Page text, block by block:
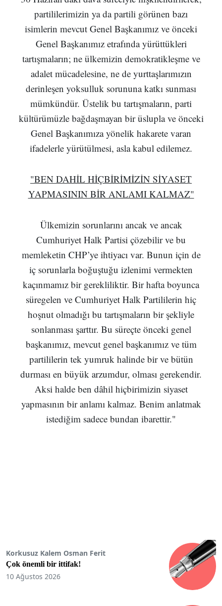
partililerimizin ya da partili görünen bazı
isimlerin mevcut Genel Başkanımız ve önceki
Genel Başkanımız etrafında yürüttükleri
tartışmaların; ne ülkemizin demokratikleşme ve
adalet mücadelesine, ne de yurttaşlarımızın
derinleşen yoksulluk sorununa katkı sunması
mümkündür. Üstelik bu tartışmaların, parti
kültürümüzle bağdaşmayan bir üslupla ve önceki
Genel Başkanımıza yönelik hakarete varan
ifadelerle yürütülmesi, asla kabul edilemez.
"BEN DAHİL HİÇBİRİMİZİN SİYASET
YAPMASININ BİR ANLAMI KALMAZ"
Ülkemizin sorunlarını ancak ve ancak
Cumhuriyet Halk Partisi çözebilir ve bu
memleketin CHP’ye ihtiyacı var. Bunun için de
iç sorunlarla boğuştuğu izlenimi vermekten
kaçınmamız bir gerekliliktir. Bir hafta boyunca
süregelen ve Cumhuriyet Halk Partililerin hiç
hoşnut olmadığı bu tartışmaların bir şekliyle
sonlanması şarttır. Bu süreçte önceki genel
başkanımız, mevcut genel başkanımız ve tüm
partililerin tek yumruk halinde bir ve bütün
durması en büyük arzumdur, olması gerekendir.
Aksi halde ben dâhil hiçbirimizin siyaset
yapmasının bir anlamı kalmaz. Benim anlatmak
istediğim sadece bundan ibarettir."
Korkusuz Kalem Osman Ferit
Çok önemli bir ittifak!
10 Ağustos 2026